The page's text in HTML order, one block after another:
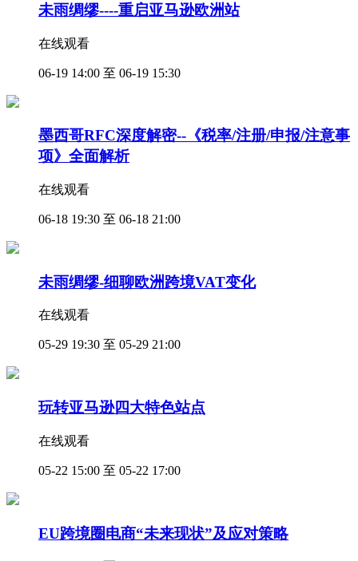
未雨绸缪----重启亚马逊欧洲站
在线观看
06-19 14:00 至 06-19 15:30
墨西哥RFC深度解密--《税率/注册/申报/注意事
项》全面解析
在线观看
06-18 19:30 至 06-18 21:00
未雨绸缪-细聊欧洲跨境VAT变化
在线观看
05-29 19:30 至 05-29 21:00
玩转亚马逊四大特色站点
在线观看
05-22 15:00 至 05-22 17:00
EU跨境圈电商“未来现状”及应对策略